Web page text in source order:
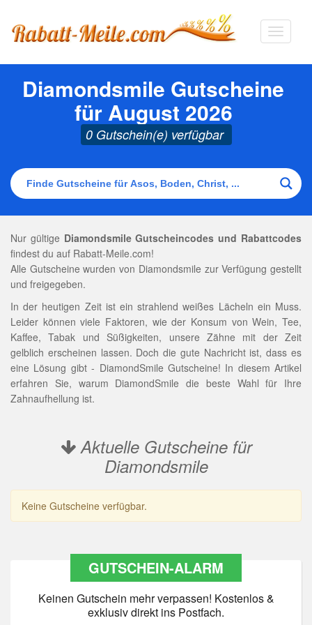
Diamondsmile Gutscheine
für August 2026
0 Gutschein(e) verfügbar
Nur gültige Diamondsmile Gutscheincodes und Rabattcodes
findest du auf Rabatt-Meile.com!
Alle Gutscheine wurden von Diamondsmile zur Verfügung gestellt
und freigegeben.
In der heutigen Zeit ist ein strahlend weißes Lächeln ein Muss.
Leider können viele Faktoren, wie der Konsum von Wein, Tee,
Kaffee, Tabak und Süßigkeiten, unsere Zähne mit der Zeit
gelblich erscheinen lassen. Doch die gute Nachricht ist, dass es
eine Lösung gibt - DiamondSmile Gutscheine! In diesem Artikel
erfahren Sie, warum DiamondSmile die beste Wahl für Ihre
Zahnaufhellung ist.
Aktuelle Gutscheine für
Diamondsmile
Keine Gutscheine verfügbar.
GUTSCHEIN-ALARM
Keinen Gutschein mehr verpassen! Kostenlos &
exklusiv direkt ins Postfach.